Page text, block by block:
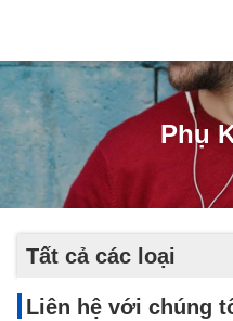
Phụ
Tất cả các loại
Liên hệ với chúng